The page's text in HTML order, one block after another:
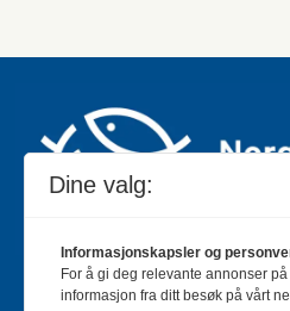
Jakt & Fiske er landets
Dine valg:
Informasjonskapsler og
For å gi deg relevante annonser
informasjon fra ditt besøk på vårt